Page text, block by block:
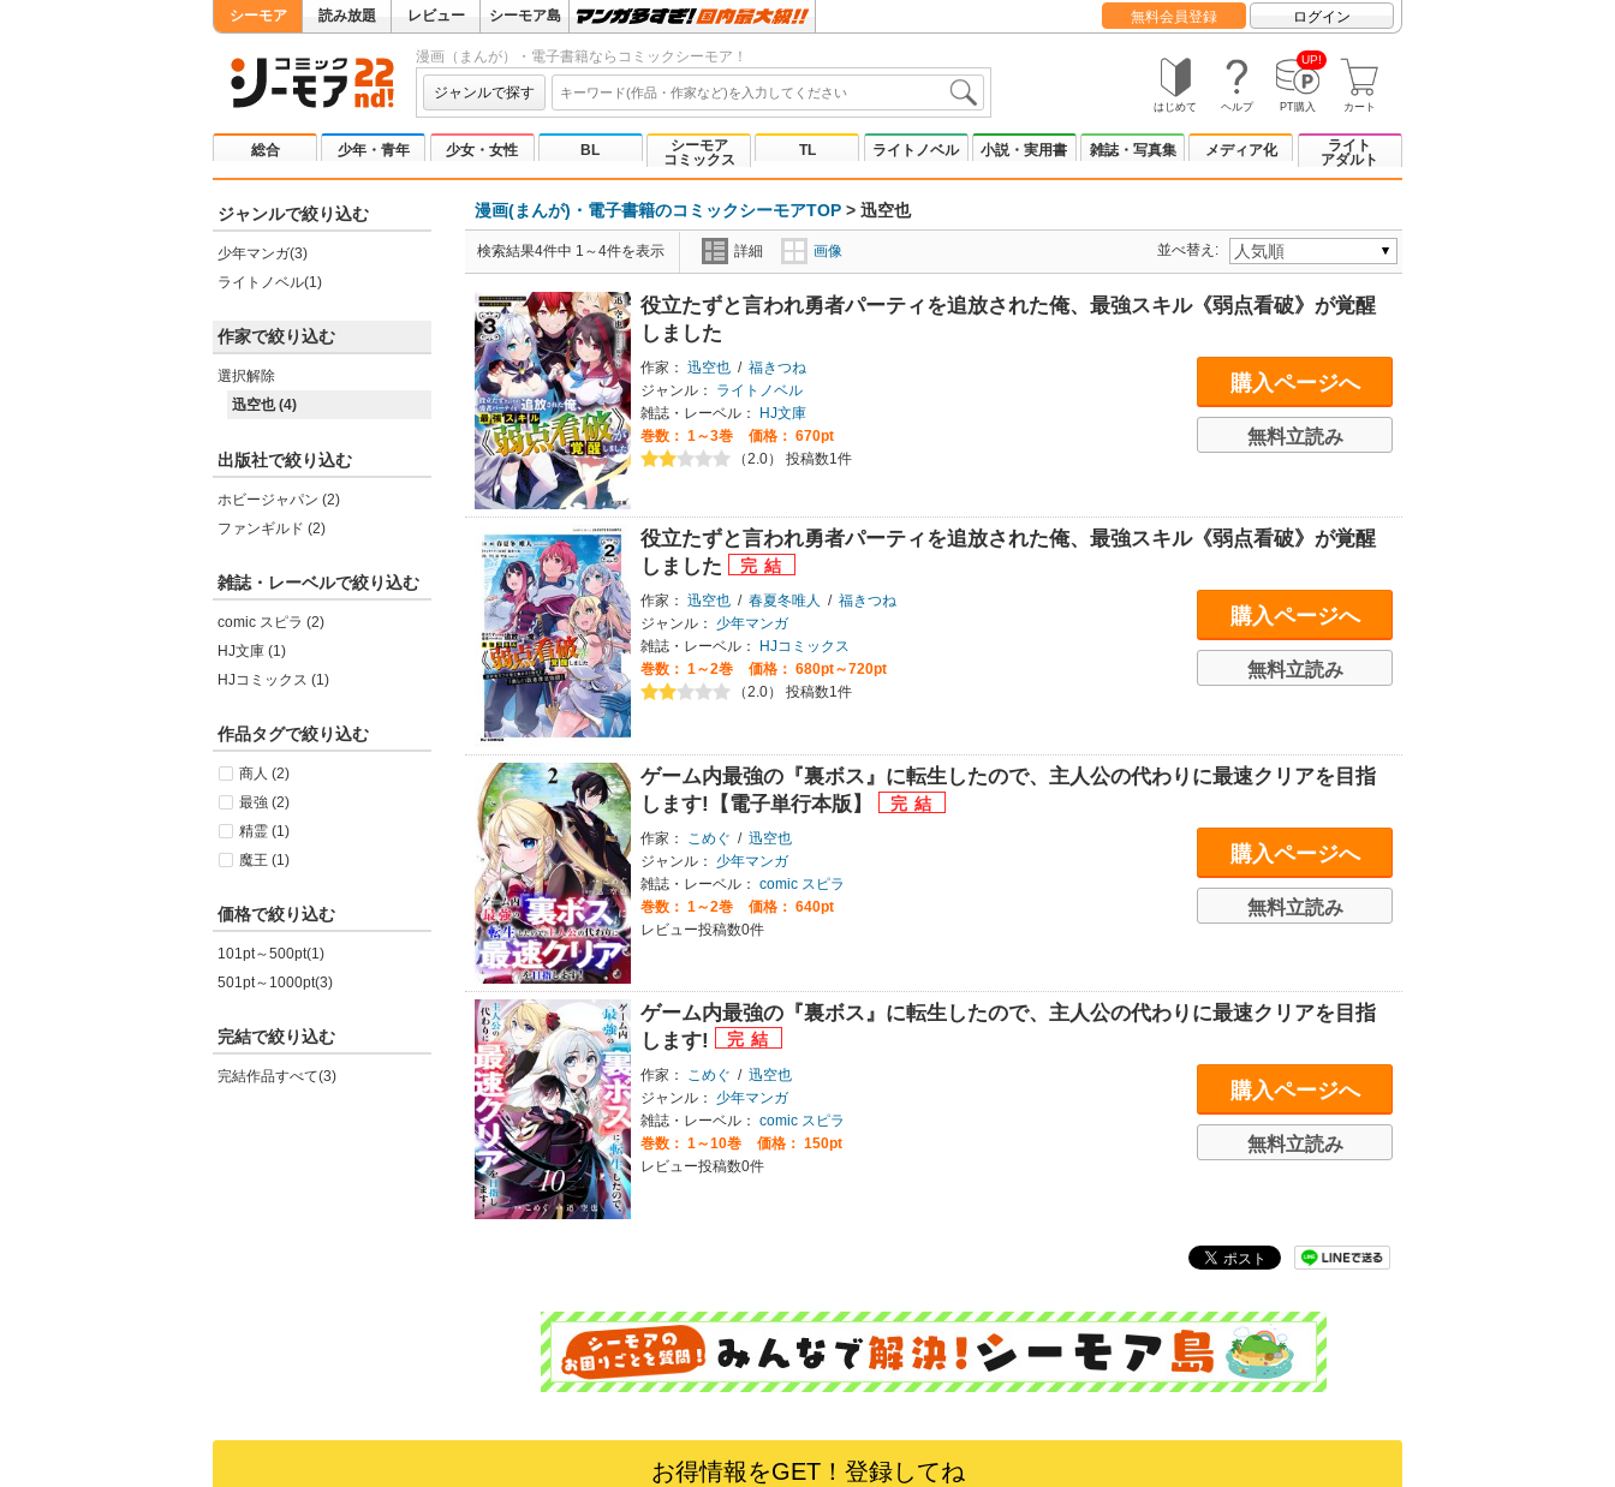
シーモア 読み放題 レビュー シーモア島 無料会員登録 ログイン
漫画（まんが）・電子書籍ならコミックシーモア！
ジャンルで探す
はじめて ヘルプ
UP!
PT購入 カート
総合 少年・青年 少女・女性 BL
シーモア
コミックス
TL ライトノベル 小説・実用書 雑誌・写真集 メディア化
ライト
アダルト
ジャンルで絞り込む
少年マンガ(3)
ライトノベル(1)
作家で絞り込む
選択解除
迅空也 (4)
出版社で絞り込む
ホビージャパン (2)
ファンギルド (2)
雑誌・レーベルで絞り込む
comic スピラ (2)
HJ文庫 (1)
HJコミックス (1)
作品タグで絞り込む
商人 (2)
最強 (2)
精霊 (1)
魔王 (1)
価格で絞り込む
101pt～500pt(1)
501pt～1000pt(3)
完結で絞り込む
完結作品すべて(3)
漫画(まんが)・電子書籍のコミックシーモアTOP > 迅空也
検索結果4件中 1～4件を表示 詳細 画像 並べ替え:
役立たずと言われ勇者パーティを追放された俺、最強スキル《弱点看破》が覚醒
しました
作家： 迅空也 / 福きつね
ジャンル：
ライトノベル
雑誌・レーベル：
HJ文庫
巻数： 1～3巻
価格： 670pt
（2.0） 投稿数1件
購入ページへ
無料立読み
役立たずと言われ勇者パーティを追放された俺、最強スキル《弱点看破》が覚醒
しました
作家： 迅空也 / 春夏冬唯人 / 福きつね
ジャンル：
少年マンガ
雑誌・レーベル：
HJコミックス
巻数： 1～2巻
価格： 680pt～720pt
（2.0） 投稿数1件
購入ページへ
無料立読み
ゲーム内最強の『裏ボス』に転生したので、主人公の代わりに最速クリアを目指
します!【電子単行本版】
作家： こめぐ / 迅空也
ジャンル：
少年マンガ
雑誌・レーベル： comic スピラ
巻数： 1～2巻
価格： 640pt
レビュー投稿数0件
購入ページへ
無料立読み
ゲーム内最強の『裏ボス』に転生したので、主人公の代わりに最速クリアを目指
します!
作家： こめぐ / 迅空也
ジャンル：
少年マンガ
雑誌・レーベル： comic スピラ
巻数： 1～10巻
価格： 150pt
レビュー投稿数0件
購入ページへ
無料立読み
お得情報をGET！登録してね